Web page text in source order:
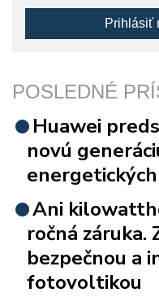
Prihlásiť
POSLEDNÉ
Huawei
novú
Ani
ročná záruka.
bezpečnou a
fotovoltikou